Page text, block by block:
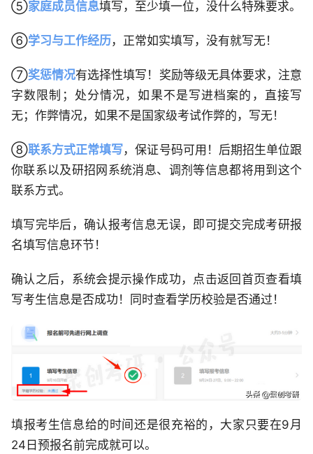
⑤家庭成员信息填写，至少填一位，没什么特殊要求。
⑥学习与工作经历，正常如实填写，没有就写无！
⑦奖惩情况有选择性填写！奖励等级无具体要求，注意
字数限制；处分情况，如果不是写进档案的，直接写
无；作弊情况，如果不是国家级考试作弊的，写无！
⑧联系方式正常填写，保证号码可用！后期招生单位跟
你联系以及研招网系统消息、调剂等信息都将用到这个
联系方式。
填写完毕后，确认报考信息无误，即可提交完成考研报
名填写信息环节！
确认之后，系统会提示操作成功，点击返回首页查看填
写考生信息是否成功！同时查看学历校验是否通过！
填报考生信息给的时间还是很充裕的，大家只要在9月
24日预报名前完成就可以。